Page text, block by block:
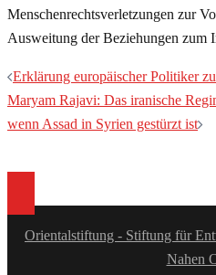
Menschenrechtsverletzungen zur
Ausweitung der Beziehungen zum
Beitragsnavigation
Erklärung europäischer Politiker
Maryam Rajavi: Das iranische
wenn Assad in Syrien gestürzt ist
Orientalstiftung - Stiftung für
Nahen